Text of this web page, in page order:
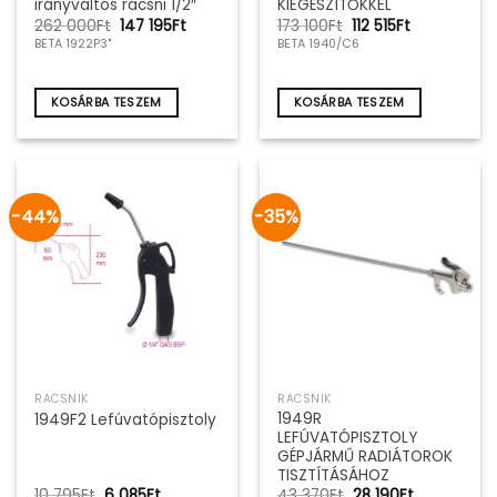
irányváltós racsni 1/2″
262 000Ft Original
147 195FtCurrent
BETA 1922P3"
KOSÁRBA TESZEM
KIEGÉSZÍTŐKKEL
173 100Ft Original
price
was:
112 515FtCurrent
BETA 1940/C6
KOSÁRBA TESZEM
-44%
RACSNIK
1949F2 Lefúvatópisztoly
-35%
RACSNIK
1949R
LEFÚVATÓPISZTOLY
GÉPJÁRMŰ RADIÁTOROK
TISZTÍTÁSÁHOZ